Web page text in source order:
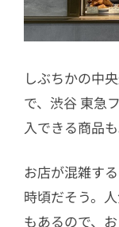
しぶちかの中
で、渋谷 東急
入できる商品も
お店が混雑す
時頃だそう。
もあるので、